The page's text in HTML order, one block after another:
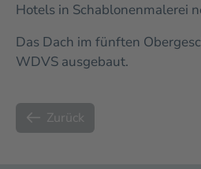
Hotels in Schablonenmalerei
Das Dach im fünften
WDVS ausgebaut.
Zurück